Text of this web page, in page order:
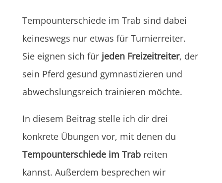
Tempounterschiede im Trab sind dabei
keineswegs nur etwas für Turnierreiter.
Sie eignen sich für jeden Freizeitreiter, der
sein Pferd gesund gymnastizieren und
abwechslungsreich trainieren möchte.
In diesem Beitrag stelle ich dir drei
konkrete Übungen vor, mit denen du
Tempounterschiede im Trab reiten
kannst. Außerdem besprechen wir